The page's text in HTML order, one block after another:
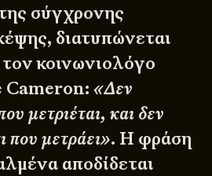
σύγχρονης
διατυπώνεται
κοινωνιολόγο
«Δεν
μετριέται, και δεν
που μετράει». Η φράση
αποδίδεται